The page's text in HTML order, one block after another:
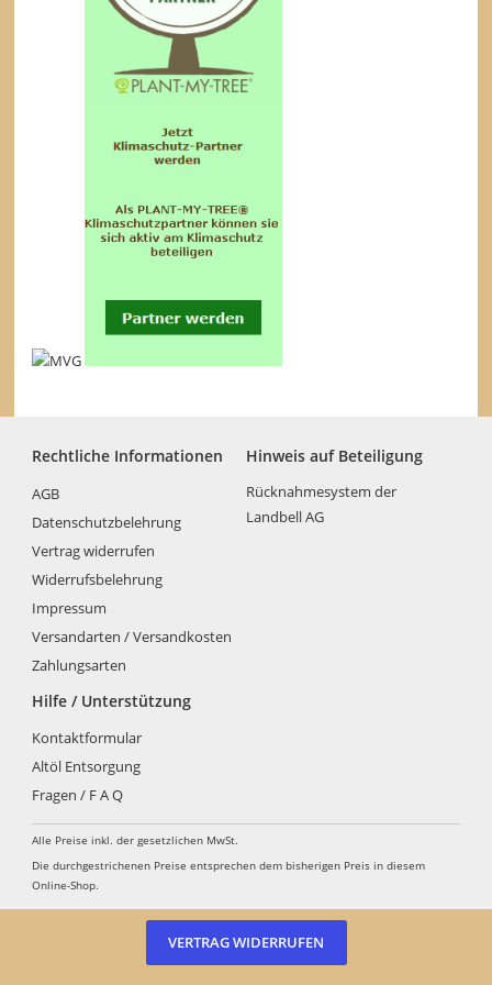
Rechtliche Informationen
AGB
Datenschutzbelehrung
Vertrag widerrufen
Widerrufsbelehrung
Impressum
Versandarten / Versandkosten
Zahlungsarten
Hinweis auf Beteiligung
Rücknahmesystem der
Landbell AG
Hilfe / Unterstützung
Kontaktformular
Altöl Entsorgung
Fragen / F A Q
Alle Preise inkl. der gesetzlichen MwSt.
Die durchgestrichenen Preise entsprechen dem bisherigen Preis in diesem
Online-Shop.
VERTRAG WIDERRUFEN